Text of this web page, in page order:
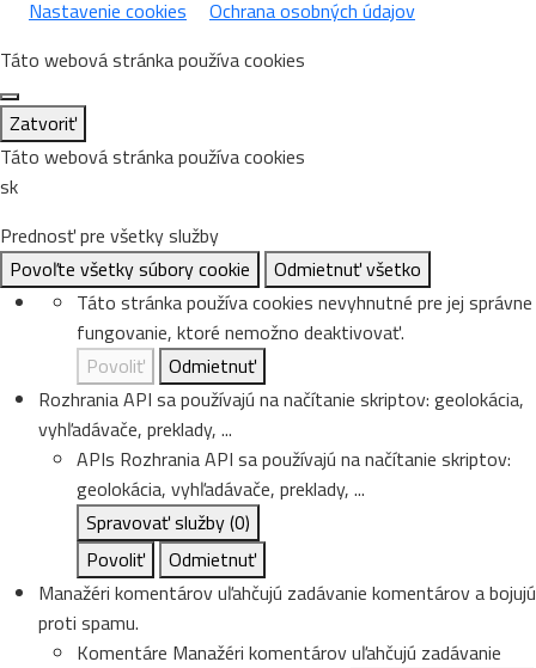
Nastavenie cookies
Ochrana osobných údajov
Táto webová stránka používa cookies
Zatvoriť
Táto webová stránka používa cookies
sk
Prednosť pre všetky služby
Povoľte všetky súbory cookie
Odmietnuť všetko
Táto stránka používa cookies nevyhnutné pre jej správne
fungovanie, ktoré nemožno deaktivovať.
Povoliť
Odmietnuť
Rozhrania API sa používajú na načítanie skriptov: geolokácia,
vyhľadávače, preklady, ...
APIs Rozhrania API sa používajú na načítanie skriptov:
geolokácia, vyhľadávače, preklady, ...
Spravovať služby(0)
Povoliť
Odmietnuť
Manažéri komentárov uľahčujú zadávanie komentárov a bojujú
proti spamu.
Komentáre Manažéri komentárov uľahčujú zadávanie